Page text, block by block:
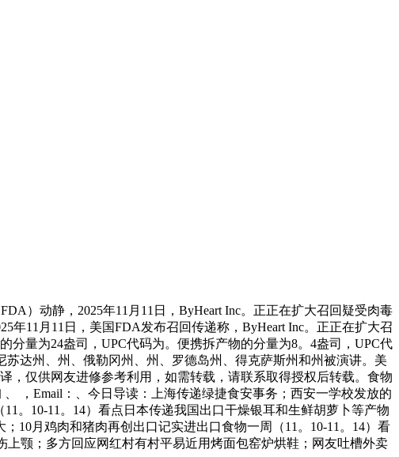
）动静，2025年11月11日，ByHeart Inc。正正在扩大召回疑受肉毒
11月11日，美国FDA发布召回传递称，ByHeart Inc。正正在扩大召
量为24盎司，UPC代码为。便携拆产物的分量为8。4盎司，UPC代
达州、州、俄勒冈州、州、罗德岛州、得克萨斯州和州被演讲。美
，仅供网友进修参考利用，如需转载，请联系取得授权后转载。食物
，Email：、今日导读：上海传递绿捷食安事务；西安一学校发放的
。10-11。14）看点日本传递我国出口干燥银耳和生鲜胡萝卜等产物
10月鸡肉和猪肉再创出口记实进出口食物一周（11。10-11。14）看
颚；多方回应网红村有村平易近用烤面包窑炉烘鞋；网友吐槽外卖